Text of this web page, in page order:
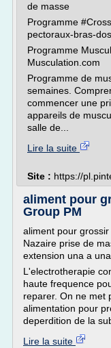
de masse
Programme
pectoraux-bras-dos
Programme
Musculation.com
Programme de
semaines.
commencer une
appareils de
salle de...
Lire la suite
Site : https://
aliment pour
Group PM
aliment pour
Nazaire prise de
extension una a una
L'electrotherapie
haute frequence
reparer. On ne met
alimentation pour
deperdition de la
Lire la suite